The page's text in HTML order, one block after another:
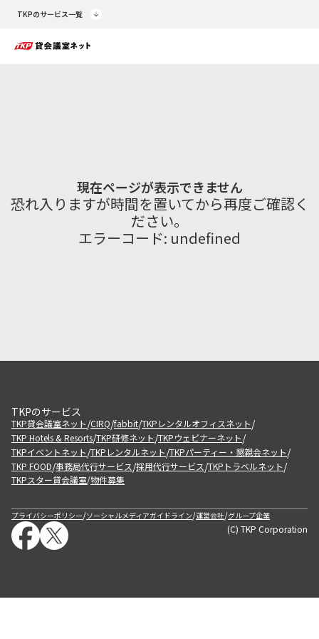
TKPのサービス一覧
現在ページが表示できません
恐れ入りますが時間を置いてから再度ご確認く
ださい。
エラーコード: undefined
TKPのサービス
TKP貸会議室ネット/CIRQ/fabbit/TKPレンタルオフィスネット/
TKP Hotels & Resorts/TKP研修ネット/TKPウェビナーネット/
TKPイベントネット/TKPレンタルネット/TKPパーティー・懇親会ネット/
TKP FOOD/事務局代行サービス/採用代行サービス/TKPトラベルネット/
TKPスター貸会議室/物件募集
プライバシーポリシー/ソーシャルメディアガイドライン/運営会社/グループ企業
(C) TKP Corporation